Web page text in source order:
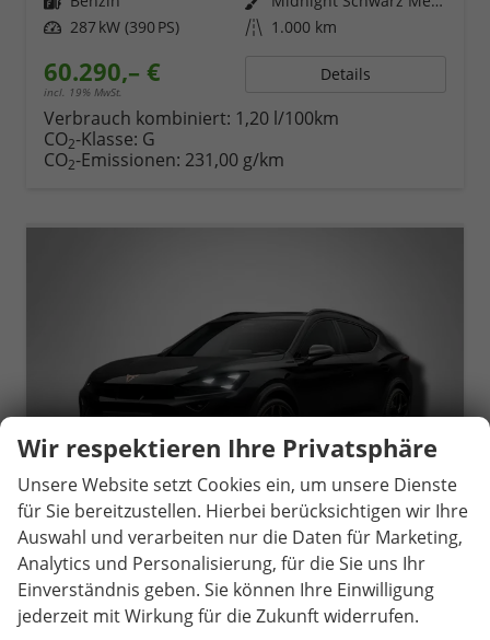
Leistung 287 kW (390 PS) Kilometerstand 1.000 km
60.290,– €
incl. 19% MwSt.
Details
Verbrauch kombiniert: 1,20 l/100km
CO2-Klasse: G
CO2-Emissionen: 231,00 g/km
Cupra Formentor
VZ5 2.5 TSI 7-Gang-DSG 4Drive
unverbindliche Lieferzeit:14 Tage
Wir respektieren Ihre Privatsphäre
Unsere Website setzt Cookies ein, um unsere Dienste
für Sie bereitzustellen. Hierbei berücksichtigen wir Ihre
Auswahl und verarbeiten nur die Daten für Marketing,
Analytics und Personalisierung, für die Sie uns Ihr
Einverständnis geben. Sie können Ihre Einwilligung
jederzeit mit Wirkung für die Zukunft widerrufen.